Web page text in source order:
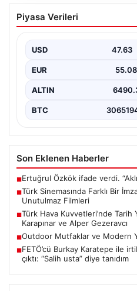
Türk Sinemasında
Ceylan Özgün
Türk sinemasında kendine
Piyasa Verileri
USD 47.63
EUR 55.08
ALTIN
BTC
Son Eklenen Haberler
■Ertuğrul Özkök ifade verdi.
■Türk Sinemasında Farklı Bir
Unutulmaz Filmleri
■Türk Hava Kuvvetleri’nde Tarih
Karapınar ve Alper Gezeravcı
■Outdoor Mutfaklar ve Modern
■FETÖ’cü Burkay Karatepe ile
çıktı: “Salih usta” diye tanıdım